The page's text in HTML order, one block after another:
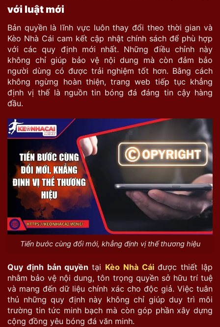
với luật mới
Bản quyền là lĩnh vực luôn thay đổi theo thời gian và
Kèo Nhà Cái cam kết cập nhật chính sách để phù hợp
với các quy định mới nhất. Những điều chỉnh này
không chỉ giúp bảo vệ nội dung mà còn đảm bảo
người dùng có được trải nghiệm tốt hơn. Bằng cách
không ngừng hoàn thiện, trang web tiếp tục khẳng
định vị thế là nguồn tin bóng đá đáng tin cậy hàng
đầu.
Tiến bước cùng đổi mới, khẳng định vị thế thương hiệu
Quy định bản quyềntại Kèo Nhà Cáiđược thiết lập
nhằm bảo vệ nội dung, tôn trọng quyền sở hữu trí tuệ
và mang đến dữ liệu chính xác cho độc giả. Việc tuân
thủ những quy định này không chỉ giúp duy trì môi
trường tin tức minh bạch mà còn góp phần xây dựng
cộng đồng yêu bóng đá văn minh.